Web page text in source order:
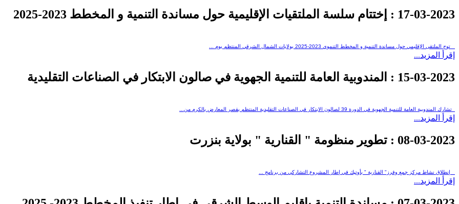
17-03-2023 : إختتام سلسة الملتقيات الإقليمية حول مساندة التنمية و المخطط 2023-2025
توج الملتقى الإقليمي حول مساندة التنمية و المخطط التنموي 2023-2025 بولايات الشمال الشرقي المنتظم يوم ...
إقرأ المزيد...
15-03-2023 : المندوبية العامة للتنمية الجهوية في صالون الابتكار في الصناعات التقليدية
تشارك المندوبية العامة للتنمية الجهوية في الدورة 39 لصالون الابتكار في الصناعات التقليدية المنتظم بقصر المعارض بالكرم من...
إقرأ المزيد...
08-03-2023 : تطوير منظومة " القنارية " بولاية بنزرت
إنطلاق نشاط مركز جمع وفرز" القنارية " بأوتيك في إطار المشروع التشاركي من برنامج ...
إقرأ المزيد...